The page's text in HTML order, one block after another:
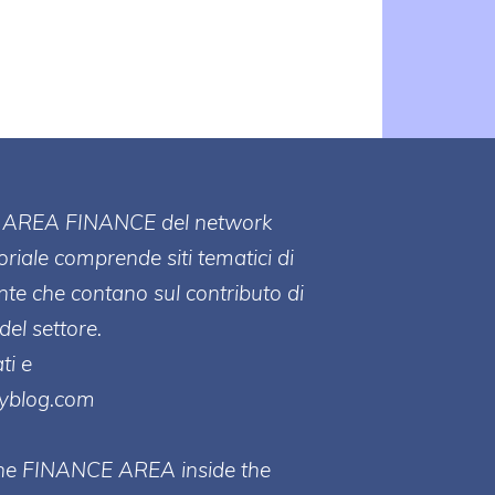
FINANCE del network
comprende siti tematici di
che contano sul contributo di
settore.
e
FINANCE AREA inside the